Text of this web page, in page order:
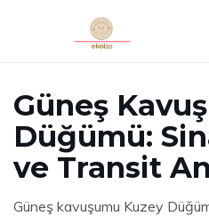
Güneş
Düğümü:
ve Transit
Güneş kavuşumu Kuzey